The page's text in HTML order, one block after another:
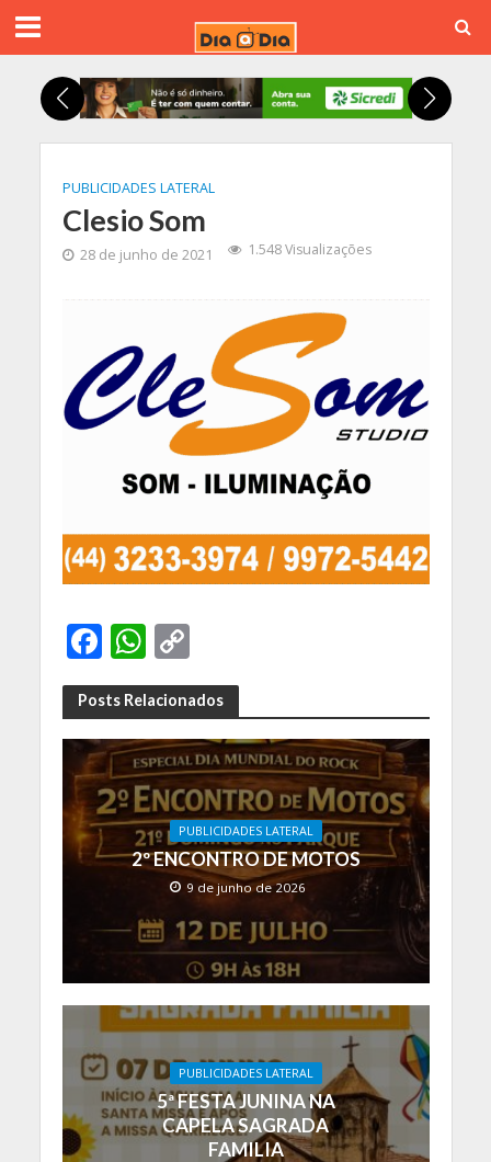
PUBLICIDADES LATERAL
Clesio Som
28 de junho de 2021 1.548 Visualizações
F
ac
e
b
o
o
k
W
h
at
s
A
p
p
C
o
p
y
Li
n
k
Posts Relacionados
PUBLICIDADES LATERAL
2º ENCONTRO DE MOTOS
9 de junho de 2026
PUBLICIDADES LATERAL
5ª FESTA JUNINA NA
CAPELA SAGRADA
FAMILIA